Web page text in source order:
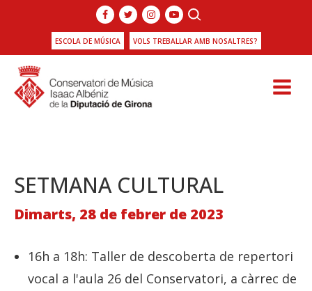
ESCOLA DE MÚSICA VOLS TREBALLAR AMB NOSALTRES?
SETMANA CULTURAL
Dimarts, 28 de febrer de 2023
16h a 18h: Taller de descoberta de repertori
vocal a l'aula 26 del Conservatori, a càrrec de